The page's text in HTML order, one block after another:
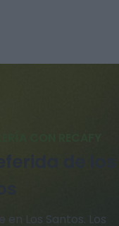
Los Santos. Los